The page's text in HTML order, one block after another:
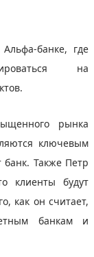
банке, где
на
рынка
ключевым
Также Петр
клиенты будут
как он считает,
банкам и